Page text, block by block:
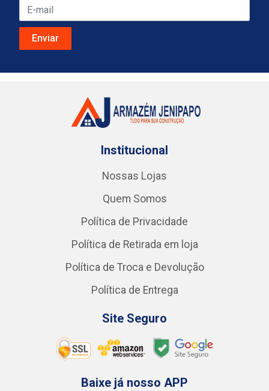
Institucional
Nossas Lojas
Quem Somos
Política de Privacidade
Política de Retirada em loja
Política de Troca e Devolução
Política de Entrega
Site Seguro
Baixe já nosso APP